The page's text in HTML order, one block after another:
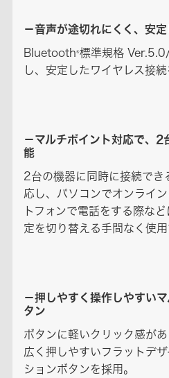
－音声が途切れにくく、安
Bluetooth®標準規格
し、安定したワイヤレス接続
－マルチポイント対応で、2
能
2台の機器に同時に接続でき
応し、パソコンでオンライ
トフォンで電話をする際な
定を切り替える手間なく使用
－押しやすく操作しやすい
タン
ボタンに軽いクリック感が
広く押しやすいフラットデ
ションボタンを採用。